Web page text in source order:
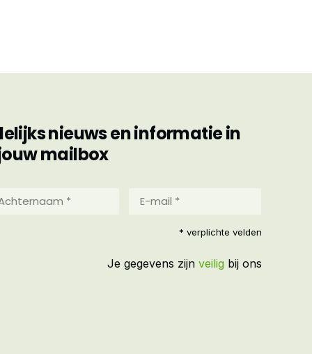
nieuws en informatie in
mailbox
mail
* verplichte velden
Je gegevens zijn veilig bij ons